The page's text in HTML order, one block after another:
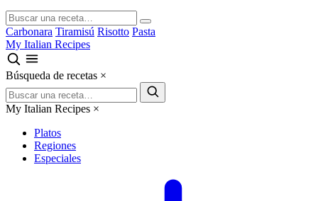
Carbonara Tiramisú Risotto Pasta
My Italian Recipes
Búsqueda de recetas ×
My Italian Recipes ×
Platos
Regiones
Especiales